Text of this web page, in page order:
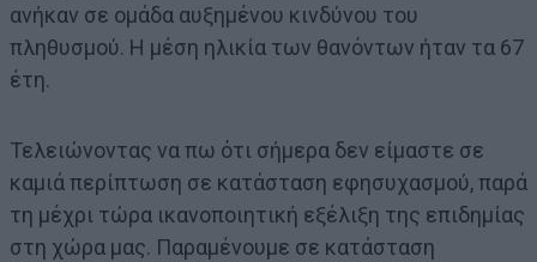
ανήκαν σε ομάδα αυξημένου κινδύνου του
πληθυσμού. Η μέση ηλικία των θανόντων ήταν τα 67
έτη.
Τελειώνοντας να πω ότι σήμερα δεν είμαστε σε
καμιά περίπτωση σε κατάσταση εφησυχασμού, παρά
τη μέχρι τώρα ικανοποιητική εξέλιξη της επιδημίας
στη χώρα μας. Παραμένουμε σε κατάσταση